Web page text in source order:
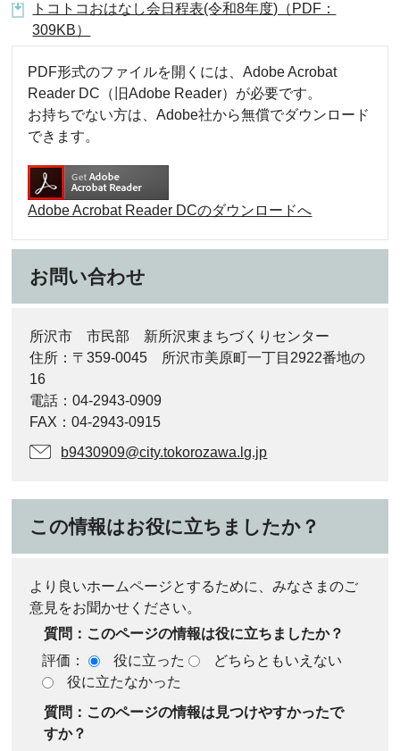
トコトコおはなし会日程表(令和8年度)（PDF：
309KB）
PDF形式のファイルを開くには、Adobe Acrobat
Reader DC（旧Adobe Reader）が必要です。
お持ちでない方は、Adobe社から無償でダウンロード
できます。
Adobe Acrobat Reader DCのダウンロードへ
お問い合わせ
所沢市 市民部 新所沢東まちづくりセンター
住所：〒359-0045 所沢市美原町一丁目2922番地の
16
電話：04-2943-0909
FAX：04-2943-0915
b9430909@city.tokorozawa.lg.jp
この情報はお役に立ちましたか？
より良いホームページとするために、みなさまのご
意見をお聞かせください。
質問：このページの情報は役に立ちましたか？
評価：
役に立った
どちらともいえない
役に立たなかった
質問：このページの情報は見つけやすかったで
すか？